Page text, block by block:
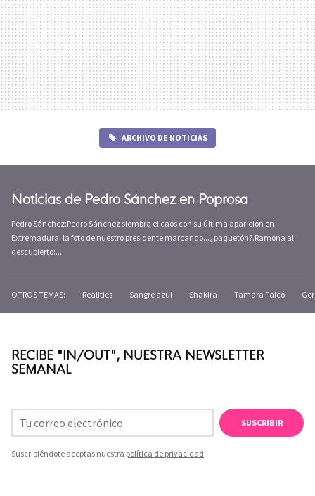
ARCHIVO DE NOTICIAS
Noticias de Pedro Sánchez en Poprosa
Pedro Sánchez:Pedro Sánchez siembra el caos con su última aparición en
Extremadura: la foto de nuestro presidente marcando...¿paquetón?.Ramona al
descubierto:...
OTROS TEMAS: Realities Sangre azul Shakira Tamara Falcó
RECIBE "IN/OUT", NUESTRA NEWSLETTER
SEMANAL
SUSCRIBIR
Suscribiéndote aceptas nuestra política de privacidad